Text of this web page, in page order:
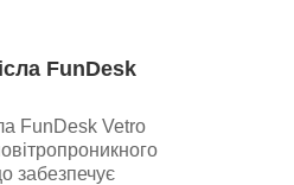
FunDesk
FunDesk Vetro
забезпечує